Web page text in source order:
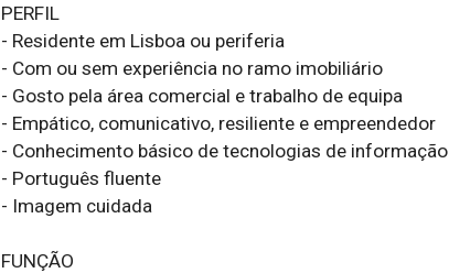
PERFIL
- Residente em Lisboa ou periferia
- Com ou sem experiência no ramo imobiliário
- Gosto pela área comercial e trabalho de equipa
- Empático, comunicativo, resiliente e empreendedor
- Conhecimento básico de tecnologias de informação
- Português fluente
- Imagem cuidada
FUNÇÃO